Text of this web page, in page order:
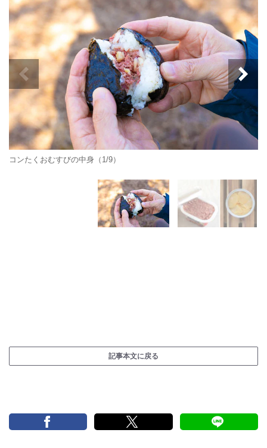
コンたくおむすびの中身（1/9）
記事本文に戻る